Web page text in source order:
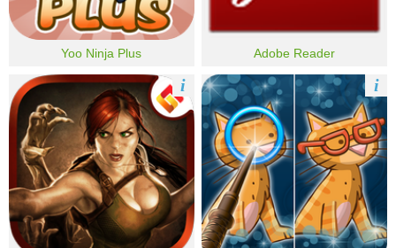
Yoo Ninja Plus Adobe Reader
i i